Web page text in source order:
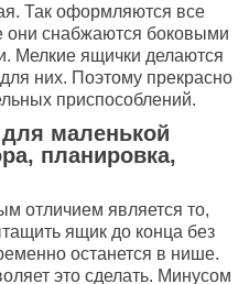
Так оформляются все
снабжаются боковыми
Мелкие ящички делаются
них. Поэтому прекрасно
приспособлений.
маленькой
планировка,
отличием является то,
ящик до конца без
останется в нише.
это сделать. Минусом